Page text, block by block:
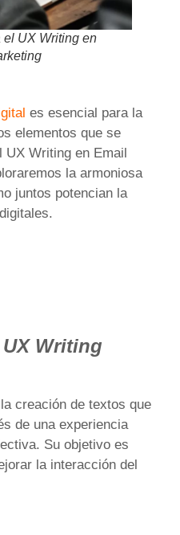
el UX Writing en
es esencial para la
elementos que se
UX Writing en Email
la armoniosa
juntos potencian la
Writing
creación de textos que
de una experiencia
Su objetivo es
la interacción del